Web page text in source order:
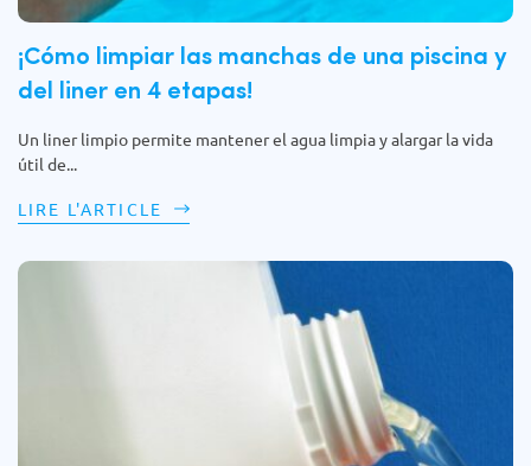
¡Cómo limpiar las manchas de una piscina y
del liner en 4 etapas!
Un liner limpio permite mantener el agua limpia y alargar la vida
útil de...
LIRE L'ARTICLE